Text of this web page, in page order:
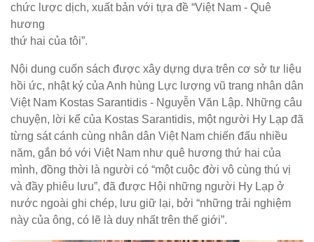
chức lược dịch, xuất bản với tựa đề “Việt Nam - Quê
hương
thứ hai của tôi”.
Nội dung cuốn sách được xây dựng dựa trên cơ sở tư liệu
hồi ức, nhật ký của Anh hùng Lực lượng vũ trang nhân dân
Việt Nam Kostas Sarantidis - Nguyễn Văn Lập. Những câu
chuyện, lời kể của Kostas Sarantidis, một người Hy Lạp đã
từng sát cánh cùng nhân dân Việt Nam chiến đấu nhiều
năm, gắn bó với Việt Nam như quê hương thứ hai của
mình, đồng thời là người có “một cuộc đời vô cùng thú vị
và đầy phiêu lưu”, đã được Hội những người Hy Lạp ở
nước ngoài ghi chép, lưu giữ lại, bởi “những trải nghiệm
này của ông, có lẽ là duy nhất trên thế giới”.